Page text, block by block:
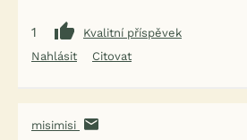
1
Kvalitní příspěvek
Nahlásit
Citovat
misimisi